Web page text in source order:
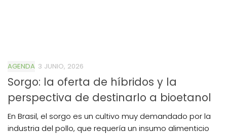
AGENDA 3 JUNIO, 2026
Sorgo: la oferta de híbridos y la
perspectiva de destinarlo a bioetanol
En Brasil, el sorgo es un cultivo muy demandado por la
industria del pollo, que requería un insumo alimenticio